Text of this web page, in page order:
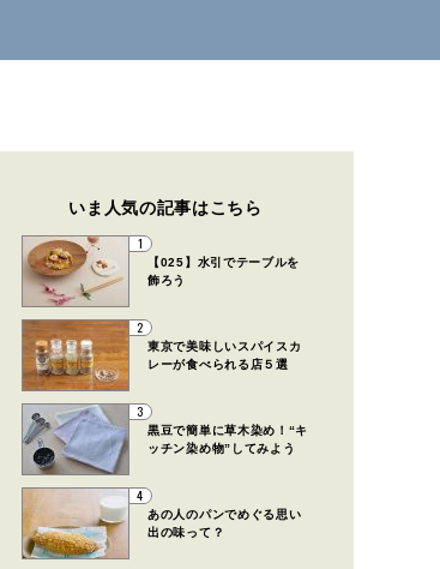
いま人気の記事はこちら
1
【025】水引でテーブルを
飾ろう
2
東京で美味しいスパイスカ
レーが食べられる店５選
3
黒豆で簡単に草木染め！“キ
ッチン染め物”してみよう
4
あの人のパンでめぐる思い
出の味って？